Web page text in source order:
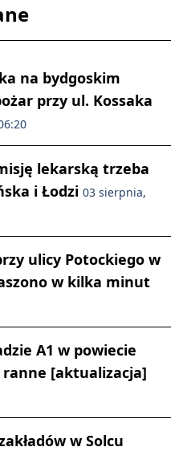
na bydgoskim
przy ul. Kossaka
lekarską trzeba
i Łodzi 03 sierpnia,
ulicy Potockiego w
w kilka minut
A1 w powiecie
[aktualizacja]
w Solcu